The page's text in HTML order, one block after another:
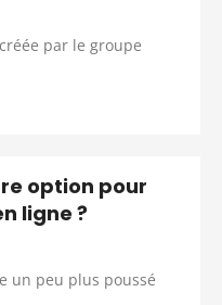
par le groupe
option pour
ligne ?
un peu plus poussé